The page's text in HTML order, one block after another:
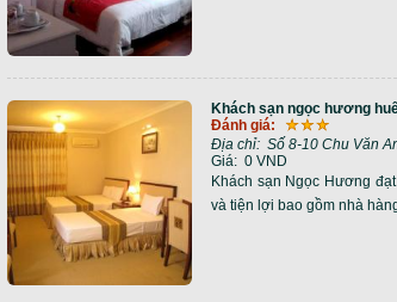
Khách sạn ngọc hương
Đánh giá:
Địa chỉ: Số 8-10 Chu Văn
Giá: 0 VND
Khách sạn Ngọc Hương
và tiện lợi bao gồm nhà